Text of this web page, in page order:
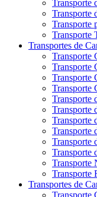
Transporte
Transporte
Transporte
Transporte
Transportes de
Transporte
Transporte
Transporte
Transporte
Transporte
Transporte
Transporte
Transporte
Transporte
Transporte
Transporte
Transporte
Transportes de
Transporte